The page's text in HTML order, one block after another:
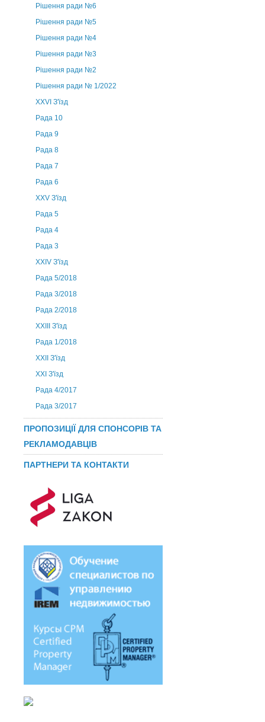
Рішення ради №6
Рішення ради №5
Рішення ради №4
Рішення ради №3
Рішення ради №2
Рішення ради № 1/2022
XXVI З'їзд
Рада 10
Рада 9
Рада 8
Рада 7
Рада 6
XXV З'їзд
Рада 5
Рада 4
Рада 3
ХХIV З'їзд
Рада 5/2018
Рада 3/2018
Рада 2/2018
XXIII З'їзд
Рада 1/2018
ХХІІ З'їзд
XXI З'їзд
Рада 4/2017
Рада 3/2017
ПРОПОЗИЦІЇ ДЛЯ СПОНСОРІВ ТА
РЕКЛАМОДАВЦІВ
ПАРТНЕРИ ТА КОНТАКТИ